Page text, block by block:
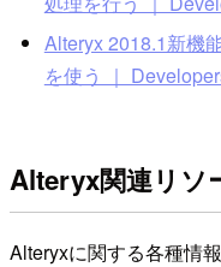
Alteryx 2018.1新機
を使う ｜
Alteryx関連リソ
Alteryxに関する各種情